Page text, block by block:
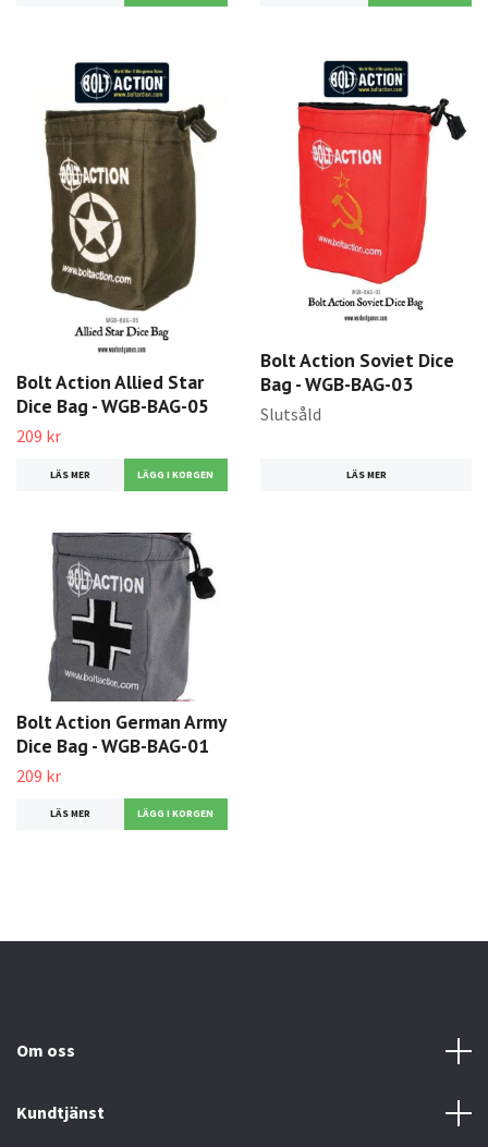
Bolt Action Allied Star
Dice Bag - WGB-BAG-05
209 kr
LÄS MER
Bolt Action Soviet Dice
Bag - WGB-BAG-03
Slutsåld
LÄS MER
Bolt Action German Army
Dice Bag - WGB-BAG-01
209 kr
LÄS MER
Om oss
Kundtjänst